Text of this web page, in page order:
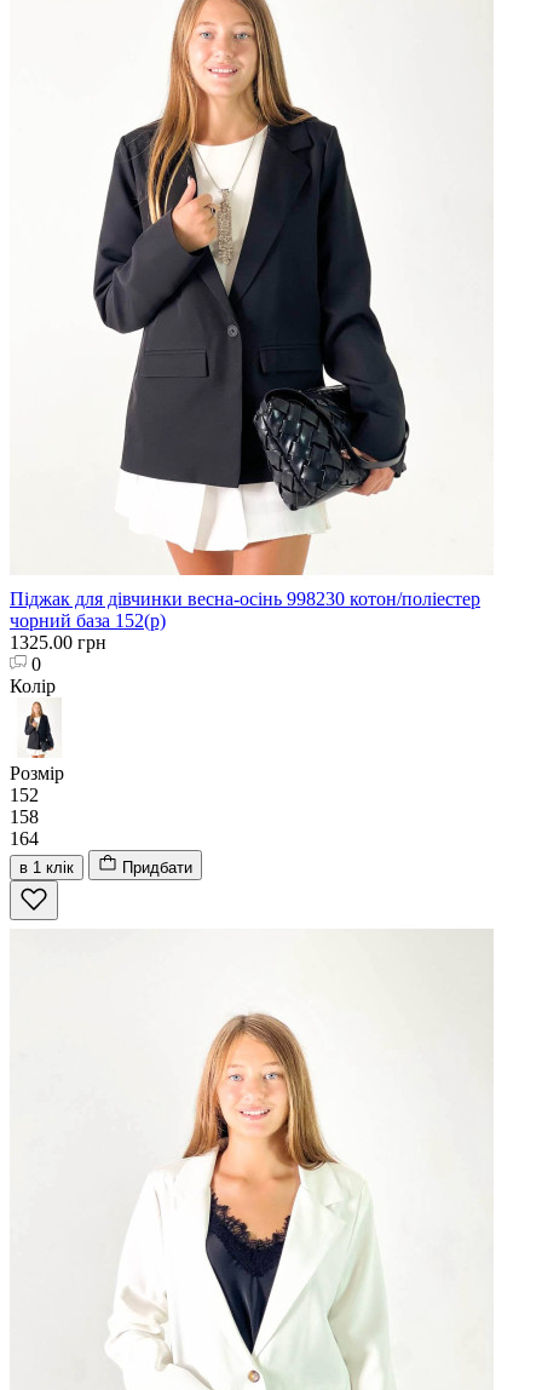
Піджак для дівчинки весна-осінь 998230 котон/поліестер
чорний база 152(р)
1325.00 грн
0
Колір
Розмір
152
158
164
в 1 клік Придбати